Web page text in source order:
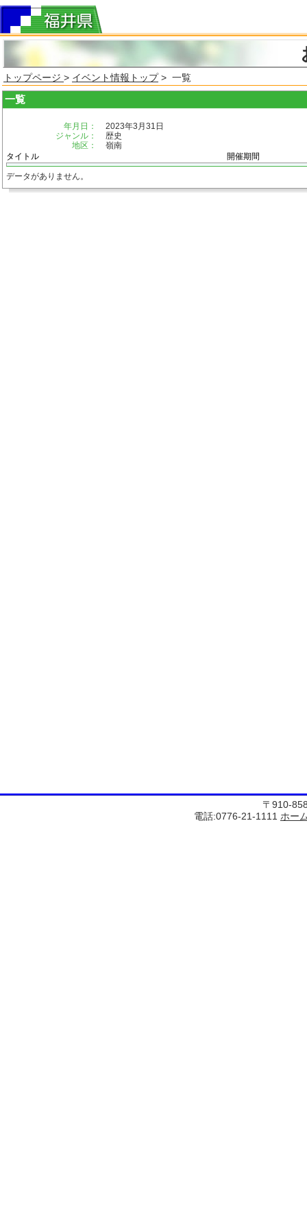
トップページ > イベント情報トップ> 一覧
一覧
年月日：
2023年3月31日
ジャンル：
歴史
地区：
嶺南
タイトル
開催期間
データがありません。
〒910-
電話:0776-21-1111 ホー